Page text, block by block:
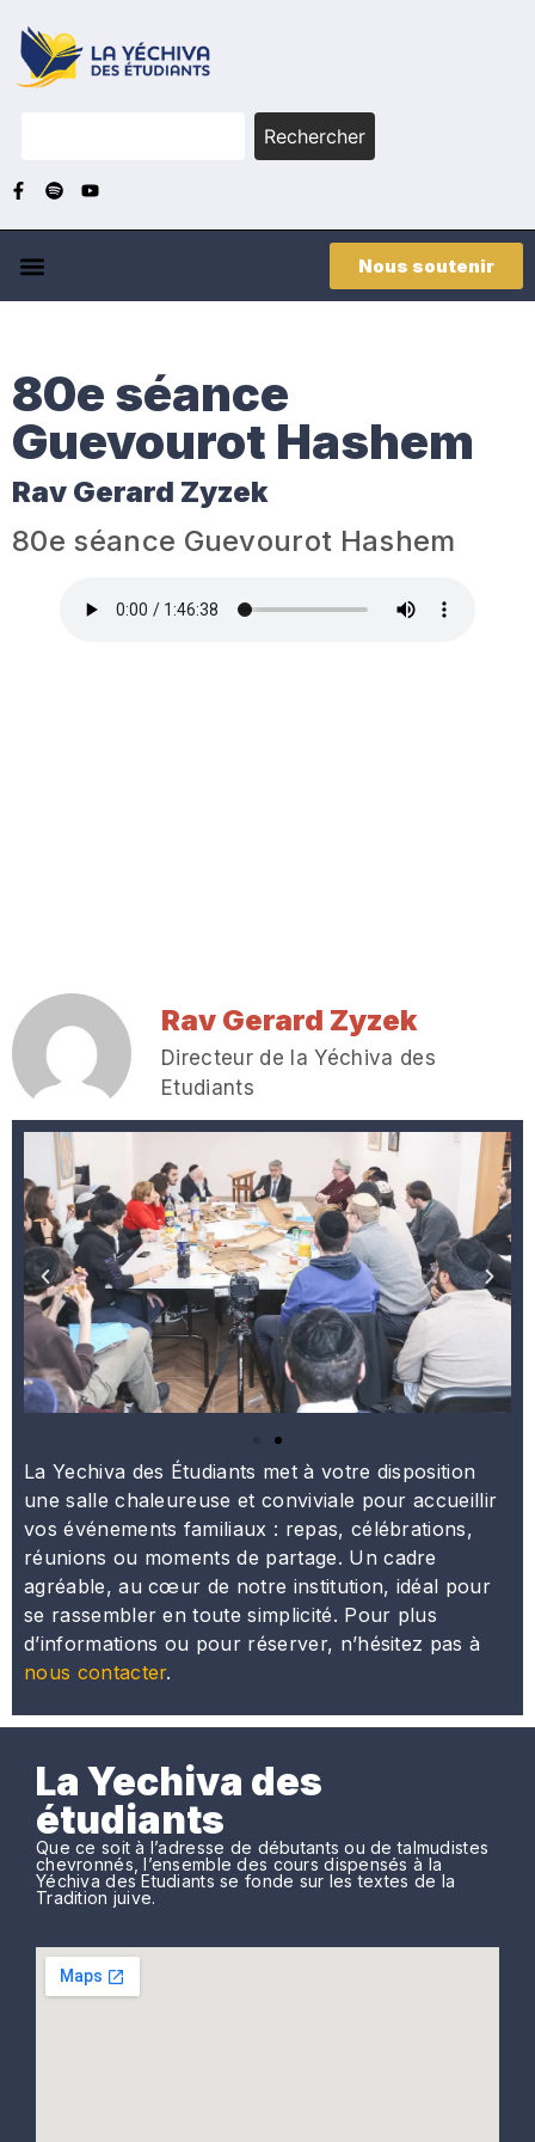
Rechercher
Nous soutenir
80e séance
Guevourot Hashem
Rav Gerard Zyzek
80e séance Guevourot Hashem
Rav Gerard Zyzek
Directeur de la Yéchiva des
Etudiants
La Yechiva des Étudiants met à votre disposition
une salle chaleureuse et conviviale pour accueillir
vos événements familiaux : repas, célébrations,
réunions ou moments de partage. Un cadre
agréable, au cœur de notre institution, idéal pour
se rassembler en toute simplicité. Pour plus
d’informations ou pour réserver, n’hésitez pas à
nous contacter.
La Yechiva des
étudiants
Que ce soit à l’adresse de débutants ou de talmudistes
chevronnés, l’ensemble des cours dispensés à la
Yéchiva des Etudiants se fonde sur les textes de la
Tradition juive.